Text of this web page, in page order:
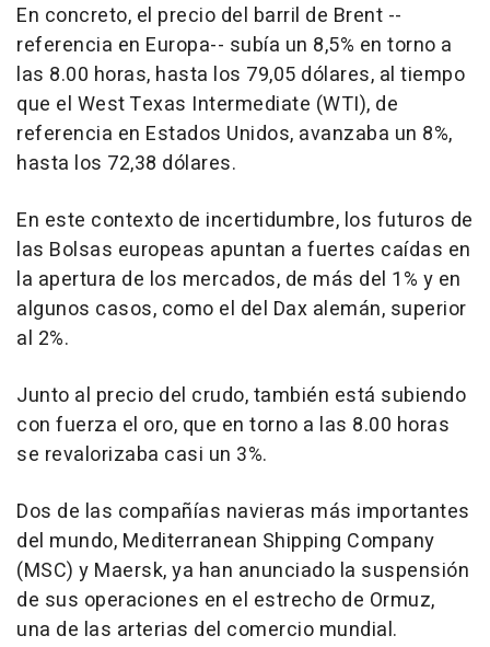
En concreto, el precio del barril de Brent --
referencia en Europa-- subía un 8,5% en torno a
las 8.00 horas, hasta los 79,05 dólares, al tiempo
que el West Texas Intermediate (WTI), de
referencia en Estados Unidos, avanzaba un 8%,
hasta los 72,38 dólares.
En este contexto de incertidumbre, los futuros de
las Bolsas europeas apuntan a fuertes caídas en
la apertura de los mercados, de más del 1% y en
algunos casos, como el del Dax alemán, superior
al 2%.
Junto al precio del crudo, también está subiendo
con fuerza el oro, que en torno a las 8.00 horas
se revalorizaba casi un 3%.
Dos de las compañías navieras más importantes
del mundo, Mediterranean Shipping Company
(MSC) y Maersk, ya han anunciado la suspensión
de sus operaciones en el estrecho de Ormuz,
una de las arterias del comercio mundial.